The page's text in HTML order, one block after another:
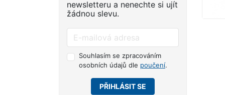
newsletteru a nenechte si ujít
žádnou slevu.
Souhlasím se zpracováním
osobních údajů dle poučení.
PŘIHLÁSIT SE